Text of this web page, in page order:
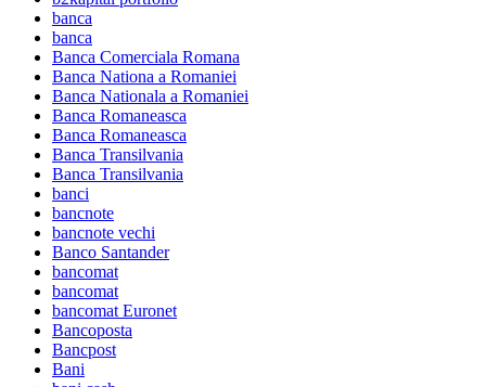
banca
banca
Banca Comerciala Romana
Banca Nationa a Romaniei
Banca Nationala a Romaniei
Banca Romaneasca
Banca Romaneasca
Banca Transilvania
Banca Transilvania
banci
bancnote
bancnote vechi
Banco Santander
bancomat
bancomat
bancomat Euronet
Bancoposta
Bancpost
Bani